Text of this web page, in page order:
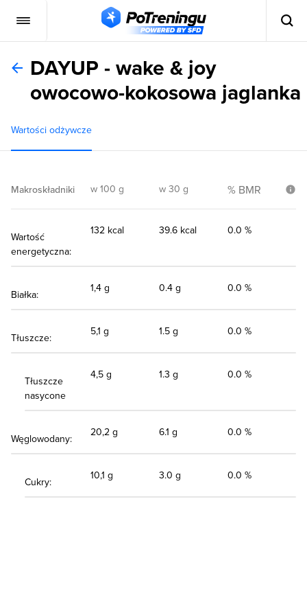
DAYUP - wake & joy
owocowo-kokosowa jaglanka
Wartości odżywcze
Makroskładniki w 100 g w 30 g % BMR
Wartość
energetyczna:
132 kcal 39.6 kcal 0.0 %
Białka:
1,4 g 0.4 g 0.0 %
Tłuszcze:
5,1 g 1.5 g 0.0 %
Tłuszcze
nasycone
4,5 g 1.3 g 0.0 %
Węglowodany:
20,2 g 6.1 g 0.0 %
Cukry:
10,1 g 3.0 g 0.0 %